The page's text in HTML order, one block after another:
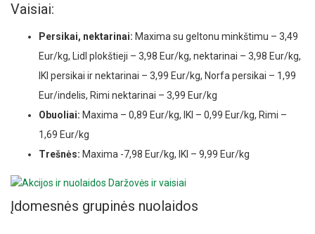
Vaisiai:
Persikai, nektarinai: Maxima su geltonu minkštimu – 3,49
Eur/kg, Lidl plokštieji – 3,98 Eur/kg, nektarinai – 3,98 Eur/kg,
IKI persikai ir nektarinai – 3,99 Eur/kg, Norfa persikai – 1,99
Eur/indelis, Rimi nektarinai – 3,99 Eur/kg
Obuoliai: Maxima – 0,89 Eur/kg, IKI – 0,99 Eur/kg, Rimi –
1,69 Eur/kg
Trešnės: Maxima -7,98 Eur/kg, IKI – 9,99 Eur/kg
Įdomesnės grupinės nuolaidos